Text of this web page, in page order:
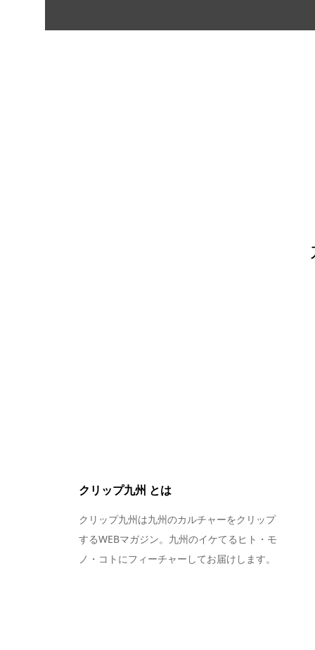
クリップ九州 とは
クリップ九州は九州のカルチャーをクリップ
するWEBマガジン。九州のイケてるヒト・モ
ノ・コトにフィーチャーしてお届けします。